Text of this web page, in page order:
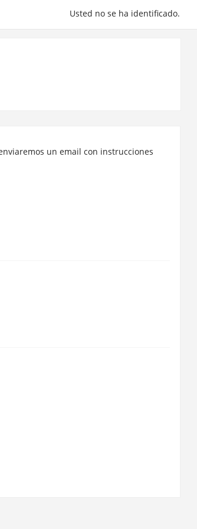
Usted no se ha identificado.
un email con instrucciones